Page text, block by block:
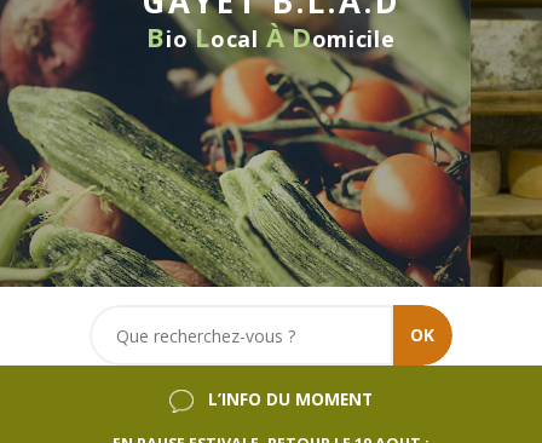
BioLocal ÀDomicile
LIVRAISON HEBDOMADAIRE
SANS ENGAGEMENT
OK
L’INFO DU MOMENT